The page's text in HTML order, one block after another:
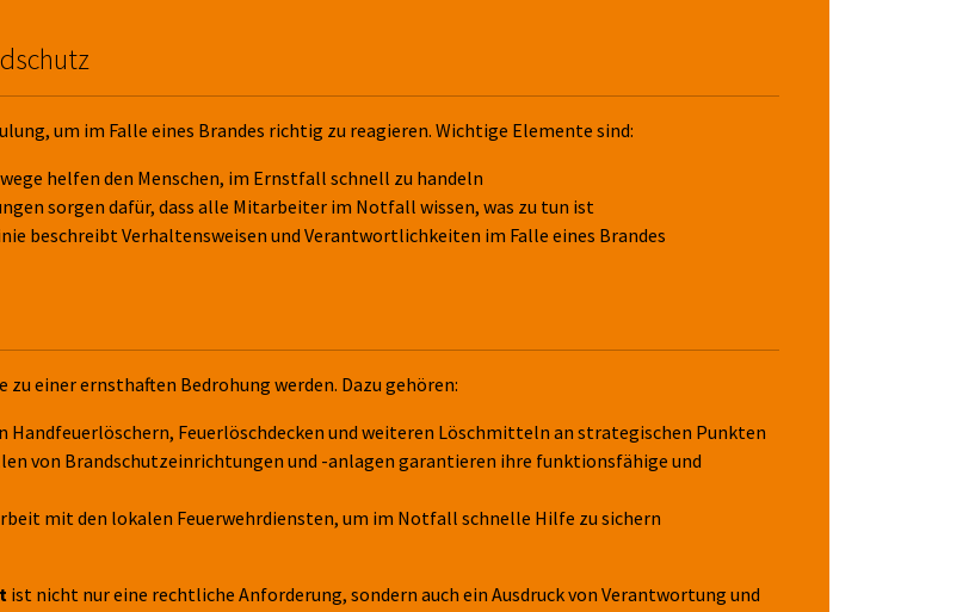
um im Falle eines Brandes richtig zu reagieren. Wichtige Elemente sind:
helfen den Menschen, im Ernstfall schnell zu handeln
sorgen dafür, dass alle Mitarbeiter im Notfall wissen, was zu tun ist
beschreibt Verhaltensweisen und Verantwortlichkeiten im Falle eines Brandes
einer ernsthaften Bedrohung werden. Dazu gehören:
Handfeuerlöschern, Feuerlöschdecken und weiteren Löschmitteln an strategischen Punkten
von Brandschutzeinrichtungen und -anlagen garantieren ihre funktionsfähige und
mit den lokalen Feuerwehrdiensten, um im Notfall schnelle Hilfe zu sichern
ist nicht nur eine rechtliche Anforderung, sondern auch ein Ausdruck von Verantwortung und